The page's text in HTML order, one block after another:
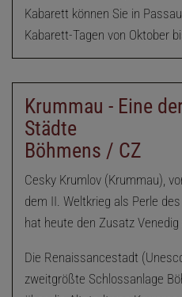
Kabarett können Sie in
Kabarett-Tagen von Oktober
Krummau - Eine
Städte
Böhmens / CZ
Cesky Krumlov (Krummau),
dem II. Weltkrieg als Perle
hat heute den Zusatz
Die Renaissancestadt
zweitgrößte Schlossanlage